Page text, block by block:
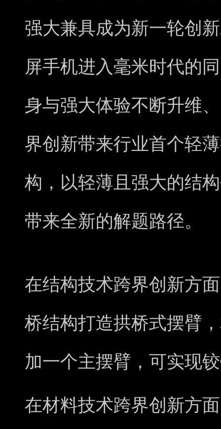
强大兼具成为新一轮创
屏手机进入毫米时代的
身与强大体验不断升维
界创新带来行业首个轻
构，以轻薄且强大的结
带来全新的解题路径。
在结构技术跨界创新方
桥结构打造拱桥式摆臂
加一个主摆臂，可实现
在材料技术跨界创新方